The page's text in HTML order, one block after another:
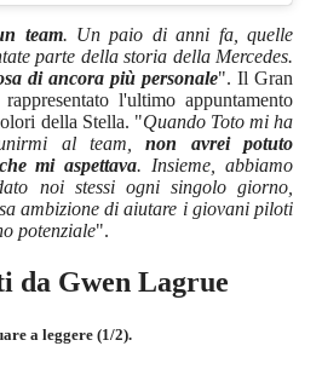
team. Un paio di anni fa, quelle
parte della storia della Mercedes.
di ancora più personale". Il Gran
l'ultimo appuntamento
della Stella. "Quando Toto mi ha
al team,non avrei potuto
mi aspettava. Insieme, abbiamo
noi stessi ogni singolo giorno,
ambizione di aiutare i giovani piloti
potenziale".
da Gwen Lagrue
a leggere (1/2).